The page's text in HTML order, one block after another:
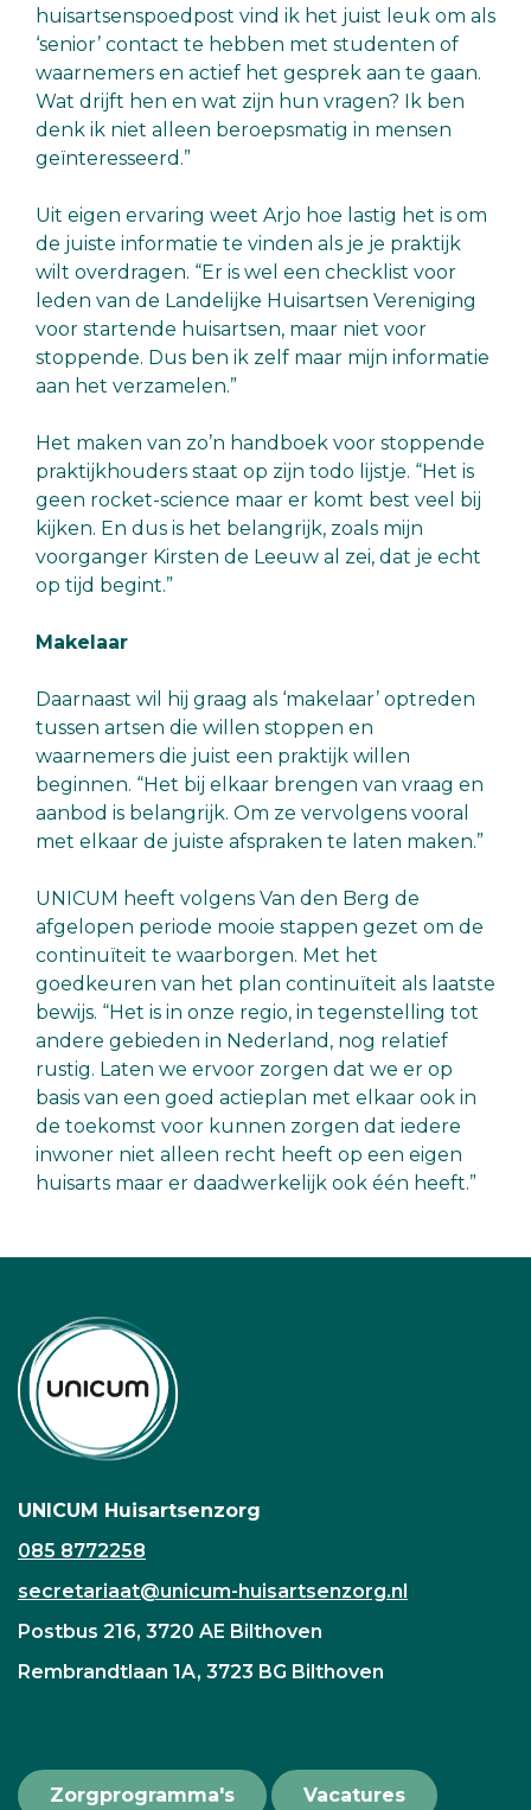
huisartsenspoedpost vind ik het juist leuk om als
‘senior’ contact te hebben met studenten of
waarnemers en actief het gesprek aan te gaan.
Wat drijft hen en wat zijn hun vragen? Ik ben
denk ik niet alleen beroepsmatig in mensen
geïnteresseerd.”
Uit eigen ervaring weet Arjo hoe lastig het is om
de juiste informatie te vinden als je je praktijk
wilt overdragen. “Er is wel een checklist voor
leden van de Landelijke Huisartsen Vereniging
voor startende huisartsen, maar niet voor
stoppende. Dus ben ik zelf maar mijn informatie
aan het verzamelen.”
Het maken van zo’n handboek voor stoppende
praktijkhouders staat op zijn todo lijstje. “Het is
geen rocket-science maar er komt best veel bij
kijken. En dus is het belangrijk, zoals mijn
voorganger Kirsten de Leeuw al zei, dat je echt
op tijd begint.”
Makelaar
Daarnaast wil hij graag als ‘makelaar’ optreden
tussen artsen die willen stoppen en
waarnemers die juist een praktijk willen
beginnen. “Het bij elkaar brengen van vraag en
aanbod is belangrijk. Om ze vervolgens vooral
met elkaar de juiste afspraken te laten maken.”
UNICUM heeft volgens Van den Berg de
afgelopen periode mooie stappen gezet om de
continuïteit te waarborgen. Met het
goedkeuren van het plan continuïteit als laatste
bewijs. “Het is in onze regio, in tegenstelling tot
andere gebieden in Nederland, nog relatief
rustig. Laten we ervoor zorgen dat we er op
basis van een goed actieplan met elkaar ook in
de toekomst voor kunnen zorgen dat iedere
inwoner niet alleen recht heeft op een eigen
huisarts maar er daadwerkelijk ook één heeft.”
UNICUM Huisartsenzorg
085 8772258
secretariaat@unicum-huisartsenzorg.nl
Postbus 216, 3720 AE Bilthoven
Rembrandtlaan 1A, 3723 BG Bilthoven
Zorgprogramma's Vacatures